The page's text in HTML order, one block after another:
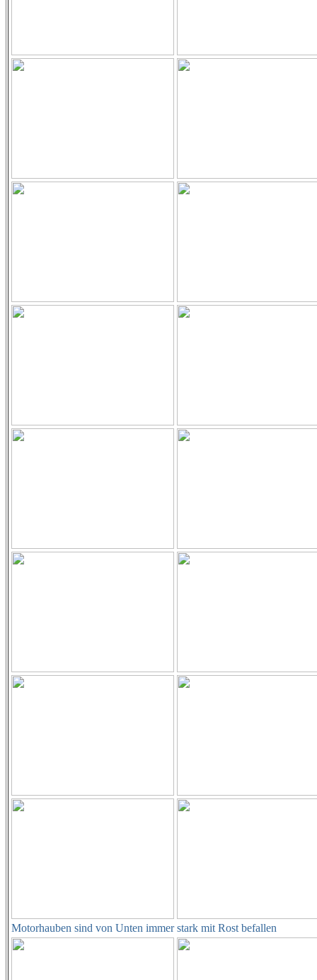
Motorhauben sind von Unten immer stark mit Rost befallen